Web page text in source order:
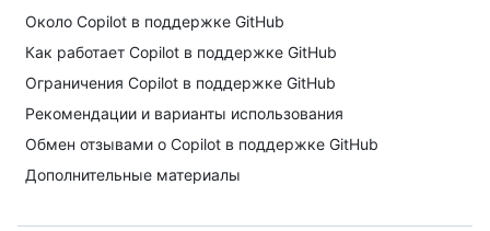
Около Copilot в поддержке GitHub
Как работает Copilot в поддержке GitHub
Ограничения Copilot в поддержке GitHub
Рекомендации и варианты использования
Обмен отзывами о Copilot в поддержке GitHub
Дополнительные материалы